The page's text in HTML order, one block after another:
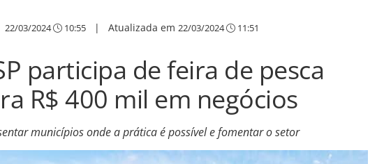
22/03/2024 10:55 | Atualizada em 22/03/2024 11:51
participa de feira de pesca
R$ 400 mil em negócios
municípios onde a prática é possível e fomentar o setor